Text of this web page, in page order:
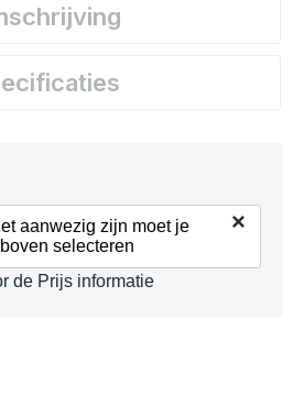
aanwezig zijn moet je
selecteren
×
de Prijs informatie